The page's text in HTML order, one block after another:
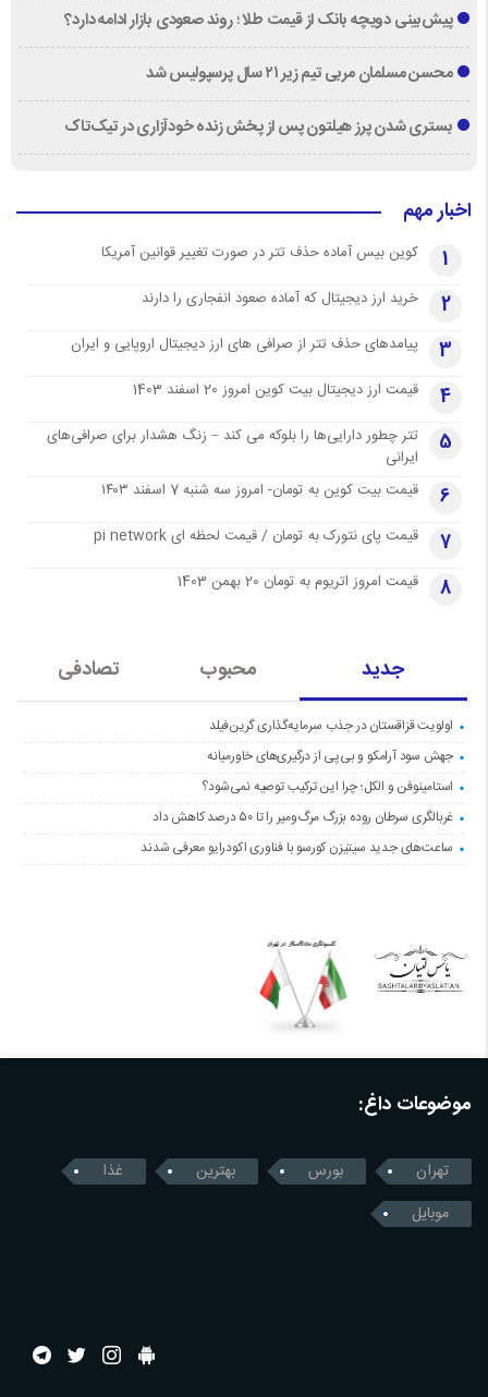
پیش‌بینی دویچه‌ بانک از قیمت طلا ؛ روند صعودی بازار ادامه دارد؟
محسن مسلمان مربی تیم زیر ۲۱ سال پرسپولیس شد
بستری شدن پرز هیلتون پس از پخش زنده خودآزاری در تیک‌تاک
اخبار مهم
1 کوین بیس آماده حذف تتر در صورت تغییر قوانین آمریکا
2 خرید ارز دیجیتال که آماده صعود انفجاری را دارند
3 پیامدهای حذف تتر از صرافی های ارز دیجیتال اروپایی و ایران
4 قیمت ارز دیجیتال بیت کوین امروز 20 اسفند 1403
5
تتر چطور دارایی‌ها را بلوکه می کند – زنگ هشدار برای صرافی‌های
ایرانی
6 قیمت بیت کوین به تومان- امروز سه شنبه 7 اسفند ۱۴۰۳
7 قیمت پای نتورک به تومان / قیمت لحظه ای pi network
8 قیمت امروز اتریوم به تومان 20 بهمن 1403
جدید محبوب تصادفی
اولویت قزاقستان در جذب سرمایه‌گذاری گرین‌فیلد
جهش سود آرامکو و بی‌پی از درگیری‌های خاورمیانه
استامینوفن و الکل؛ چرا این ترکیب توصیه نمی‌شود؟
غربالگری سرطان روده بزرگ مرگ‌ومیر را تا ۵۰ درصد کاهش داد
ساعت‌های جدید سیتیزن کورسو با فناوری اکودرایو معرفی شدند
موضوعات داغ:
تهران بورس بهترین
غذا
موبایل